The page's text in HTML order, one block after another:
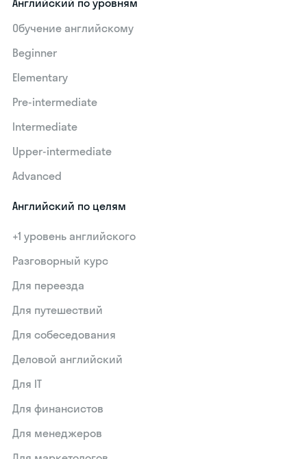
Английский по уровням
Обучение английскому
Beginner
Elementary
Pre-intermediate
Intermediate
Upper-intermediate
Advanced
Английский по целям
+1 уровень английского
Разговорный курс
Для переезда
Для путешествий
Для собеседования
Деловой английский
Для IT
Для финансистов
Для менеджеров